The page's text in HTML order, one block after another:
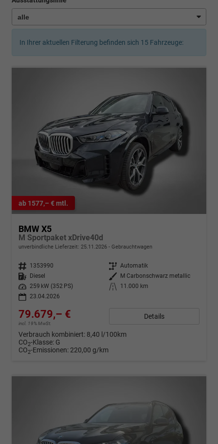
In Ihrer aktuellen Filterung befinden sich 15 Fahrzeuge:
ab 1577,– € mtl.
BMW X5
M Sportpaket xDrive40d
unverbindliche Lieferzeit: 25.11.2026 Gebrauchtwagen
Fahrzeugnr. 1353990 Getriebe Automatik
Kraftstoff
Diesel Außenfarbe
M Carbonschwarz metallic
Leistung
259 kW (352 PS) Kilometerstand
11.000 km
23.04.2026
79.679,– €
incl. 19% MwSt.
Details
Verbrauch kombiniert: 8,40 l/100km
CO2-Klasse: G
CO2-Emissionen: 220,00 g/km